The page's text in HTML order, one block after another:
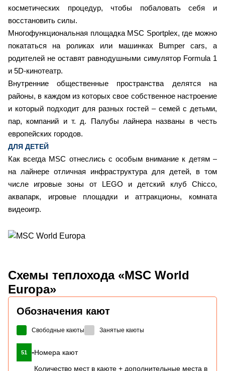
косметических процедур, чтобы побаловать себя и
восстановить силы.
Многофункциональная площадка MSC Sportplex, где можно
покататься на роликах или машинках Bumper cars, а
родителей не оставят равнодушными симулятор Formula 1
и 5D-кинотеатр.
Внутренние общественные пространства делятся на
районы, в каждом из которых свое собственное настроение
и который подходит для разных гостей – семей с детьми,
пар, компаний и т. д. Палубы лайнера названы в честь
европейских городов.
ДЛЯ ДЕТЕЙ
Как всегда MSC отнеслись с особым внимание к детям –
на лайнере отличная инфраструктура для детей, в том
числе игровые зоны от LEGO и детский клуб Chicco,
аквапарк, игровые площадки и аттракционы, комната
видеоигр.
Схемы теплохода «MSC World
Europa»
Обозначения кают
Свободные каюты Занятые каюты
51 -Номера кают
Количество мест в каюте + дополнительные места в